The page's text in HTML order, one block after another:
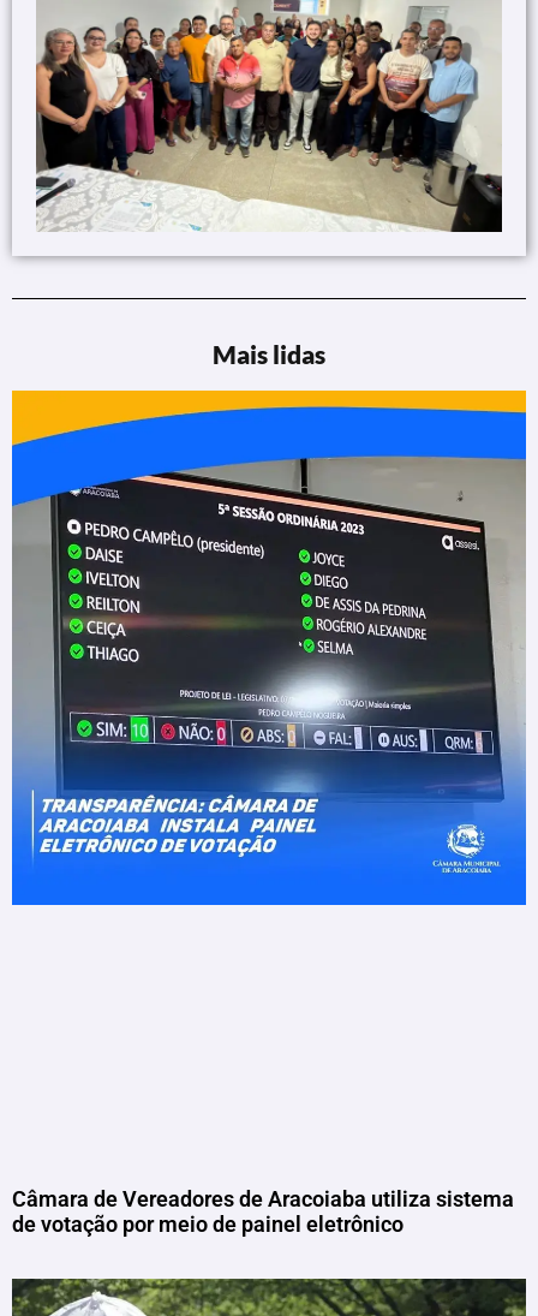
Mais lidas
Câmara de Vereadores de Aracoiaba utiliza sistema
de votação por meio de painel eletrônico